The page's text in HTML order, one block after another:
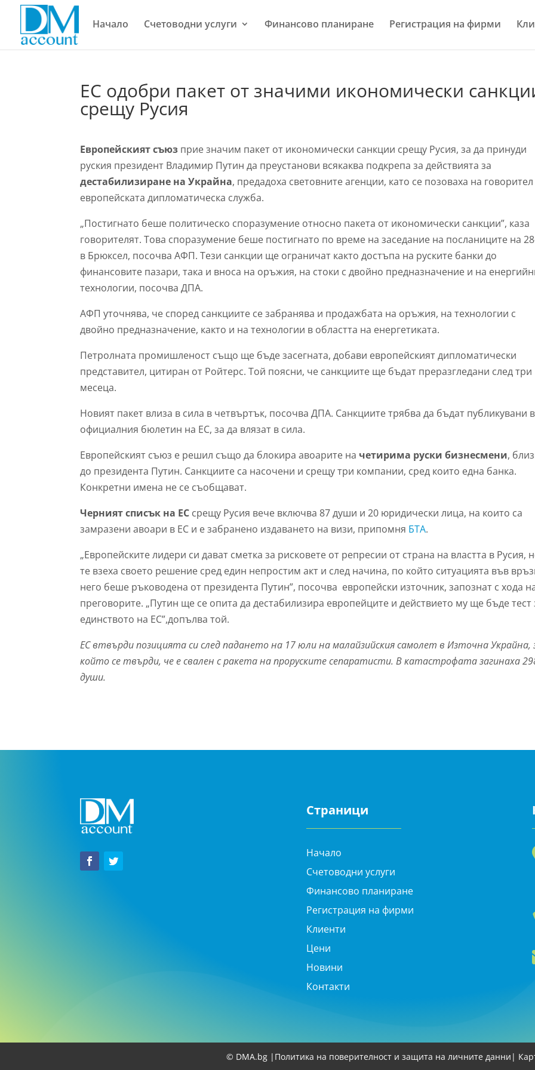
Начало Счетоводни услуги Финансово планиране Регистрация на фирми
ЕС одобри пакет от значими икономически
срещу Русия
Европейският съюз прие значим пакет от икономически санкции срещу Русия, за да принуди
руския президент Владимир Путин да преустанови всякаква подкрепа за действията за
дестабилизиране на Украйна, предадоха световните агенции, като се позоваха на
европейската дипломатическа служба.
„Постигнато беше политическо споразумение относно пакета от икономически санкции”, каза
говорителят. Това споразумение беше постигнато по време на заседание на посланиците на
в Брюксел, посочва АФП. Тези санкции ще ограничат както достъпа на руските банки до
финансовите пазари, така и вноса на оръжия, на стоки с двойно предназначение и на
технологии, посочва ДПА.
АФП уточнява, че според санкциите се забранява и продажбата на оръжия, на технологии с
двойно предназначение, както и на технологии в областта на енергетиката.
Петролната промишленост също ще бъде засегната, добави европейският дипломатически
представител, цитиран от Ройтерс. Той поясни, че санкциите ще бъдат преразгледани след три
месеца.
Новият пакет влиза в сила в четвъртък, посочва ДПА. Санкциите трябва да бъдат публикувани в
официалния бюлетин на ЕС, за да влязат в сила.
Европейският съюз е решил също да блокира авоарите на четирима руски бизнесмени,
до президента Путин. Санкциите са насочени и срещу три компании, сред които една банка.
Конкретни имена не се съобщават.
Черният списък на ЕС срещу Русия вече включва 87 души и 20 юридически лица, на които са
замразени авоари в ЕС и е забранено издаването на визи, припомня БТА.
„Европейските лидери си дават сметка за рисковете от репресии от страна на властта в Русия,
те взеха своето решение сред един непростим акт и след начина, по който ситуацията във
него беше ръководена от президента Путин”, посочва европейски източник, запознат с хода
преговорите. „Путин ще се опита да дестабилизира европейците и действието му ще бъде тест
единството на ЕС”,допълва той.
ЕС втвърди позицията си след падането на 17 юли на малайзийския самолет в Източна Украйна,
който се твърди, че е свален с ракета на проруските сепаратисти. В катастрофата загинаха
души.
Страници
Начало
Счетоводни услуги
Финансово планиране
Регистрация на фирми
Клиенти
Цени
Новини
Контакти
© DMA.bg | Политика на поверителност и защита на личните данни |